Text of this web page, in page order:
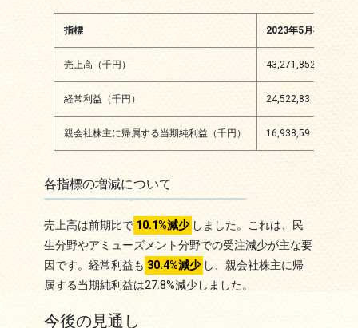
指標 2023年5月期
売上高（千円） 43,271,852
経常利益（千円） 24,522,83
親会社株主に帰属する当期純利益（千円） 16,938,59
各指標の増減について
売上高は前期比で 10.1%減少 しました。これは、民
生分野やアミューズメント分野での受注減少が主な要
因です。経常利益も 30.4%減少 し、親会社株主に帰
属する当期純利益は27.8%減少しました。
今後の見通し